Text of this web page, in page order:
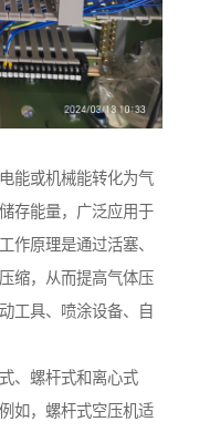
能或机械能转化为气
存能量，广泛应用于
作原理是通过活塞、
缩，从而提高气体压
工具、喷涂设备、自
、螺杆式和离心式
如，螺杆式空压机适